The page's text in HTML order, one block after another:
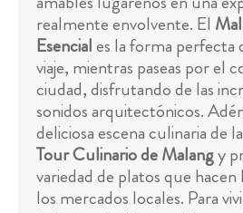
realmente envolvente. El
Esenciales la forma perfecta
viaje, mientras paseas por el
ciudad, disfrutando de las
sonidos arquitectónicos.
deliciosa escena culinaria de
Tour Culinario de Malangy
variedad de platos que hacen
los mercados locales. Para